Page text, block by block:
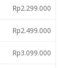
Rp2.299.000
Rp2.499.000
Rp3.099.000